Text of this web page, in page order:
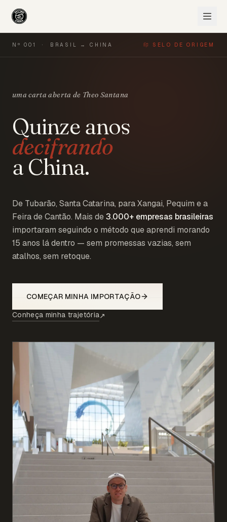
Nº 001 · BRASIL → CHINA 印 SELO DE ORIGEM
uma carta aberta de Theo Santana
Quinze anos
decifrando
a China.
De Tubarão, Santa Catarina, para Xangai, Pequim e a
Feira de Cantão. Mais de3.000+ empresas brasileiras
importaram seguindo o método que aprendi morando
15 anos lá dentro — sem promessas vazias, sem
atalhos, sem retoque.
COMEÇAR MINHA IMPORTAÇÃO
Conheça minha trajetória↗